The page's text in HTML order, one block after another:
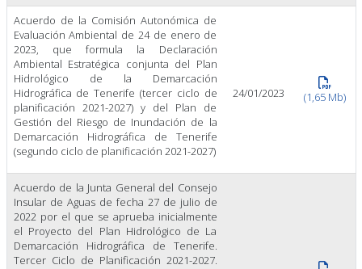
Acuerdo de la Comisión Autonómica de
Evaluación Ambiental de 24 de enero de
2023, que formula la Declaración
Ambiental Estratégica conjunta del Plan
Hidrológico de la Demarcación
Hidrográfica de Tenerife (tercer ciclo de
planificación 2021-2027) y del Plan de
Gestión del Riesgo de Inundación de la
Demarcación Hidrográfica de Tenerife
(segundo ciclo de planificación 2021-2027)
24/01/2023 (1,65 Mb)
Acuerdo de la Junta General del Consejo
Insular de Aguas de fecha 27 de julio de
2022 por el que se aprueba inicialmente
el Proyecto del Plan Hidrológico de La
Demarcación Hidrográfica de Tenerife.
Tercer Ciclo de Planificación 2021-2027.